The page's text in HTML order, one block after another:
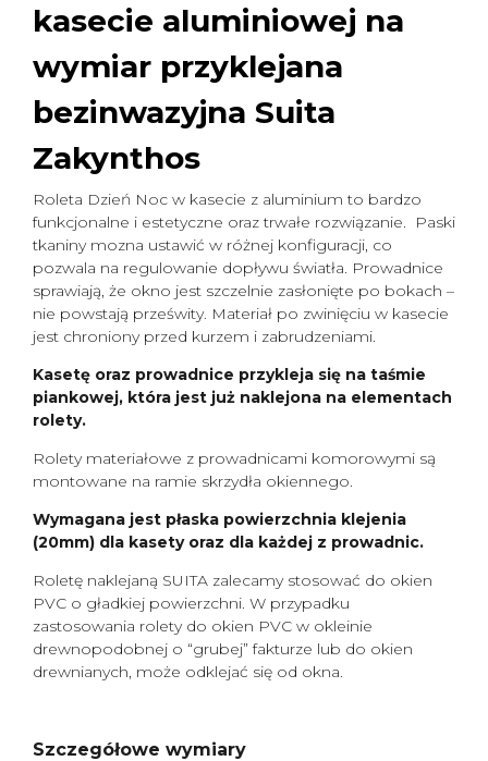
kasecie aluminiowej na
wymiar przyklejana
bezinwazyjna Suita
Zakynthos
Roleta Dzień Noc w kasecie z aluminium to bardzo
funkcjonalne i estetyczne oraz trwałe rozwiązanie. Paski
tkaniny mozna ustawić w różnej konfiguracji, co
pozwala na regulowanie dopływu światła. Prowadnice
sprawiają, że okno jest szczelnie zasłonięte po bokach –
nie powstają prześwity. Materiał po zwinięciu w kasecie
jest chroniony przed kurzem i zabrudzeniami.
Kasetę oraz prowadnice przykleja się na taśmie
piankowej, która jest już naklejona na elementach
rolety.
Rolety materiałowe z prowadnicami komorowymi są
montowane na ramie skrzydła okiennego.
Wymagana jest płaska powierzchnia klejenia
(20mm) dla kasety oraz dla każdej z prowadnic.
Roletę naklejaną SUITA zalecamy stosować do okien
PVC o gładkiej powierzchni. W przypadku
zastosowania rolety do okien PVC w okleinie
drewnopodobnej o “grubej” fakturze lub do okien
drewnianych, może odklejać się od okna.
Szczegółowe wymiary